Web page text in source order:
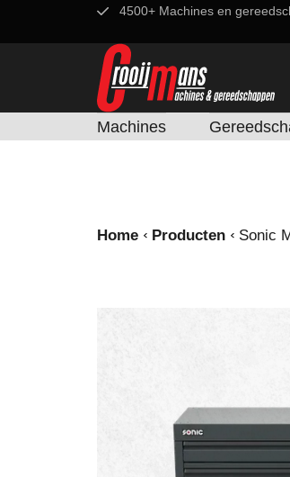
4500+ Machines en
Machines
Home Producten Sonic